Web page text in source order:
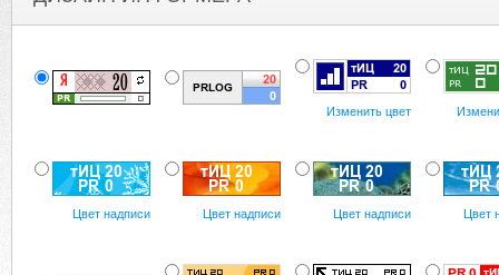
Изменить цвет
Цвет надписи Цвет надписи Цвет надписи Цвет